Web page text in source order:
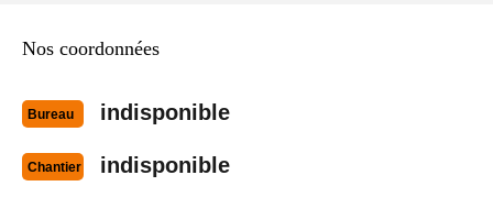
Nos coordonnées
Bureau indisponible
Chantier indisponible